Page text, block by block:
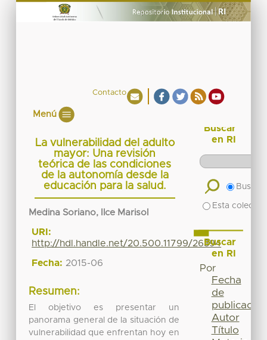
Contacto
Menú
La vulnerabilidad del adulto
mayor: Una revisión
teórica de las condiciones
de la autonomía desde la
educación para la salud.
Medina Soriano, Ilce Marisol
URI:
http://hdl.handle.net/20.500.11799/26394
Fecha: 2015-06
Resumen:
El objetivo es presentar un
panorama general de la situación de
vulnerabilidad que enfrentan hoy en
Buscar
en RI
Buscar
Esta
Buscar
en RI
Por
Fecha
de
publicación
Autor
Título